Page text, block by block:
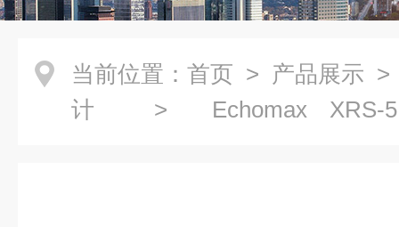
当前位置： 首页 > 产品展示
计
> Echomax